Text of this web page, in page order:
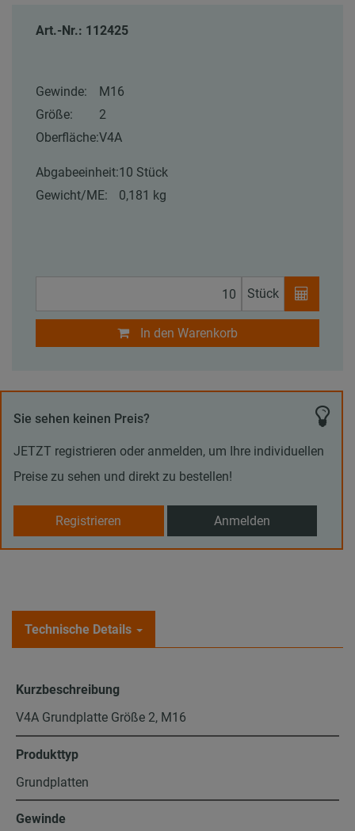
Art.-Nr.: 112425
Gewinde:
M16
Größe:
2
Oberfläche:V4A
Abgabeeinheit:10 Stück
Gewicht/ME:
0,181 kg
Stück
In den Warenkorb
Sie sehen keinen Preis?
JETZT registrieren oder anmelden, um Ihre individuellen
Preise zu sehen und direkt zu bestellen!
Registrieren Anmelden
Technische Details
Kurzbeschreibung
V4A Grundplatte Größe 2, M16
Produkttyp
Grundplatten
Gewinde